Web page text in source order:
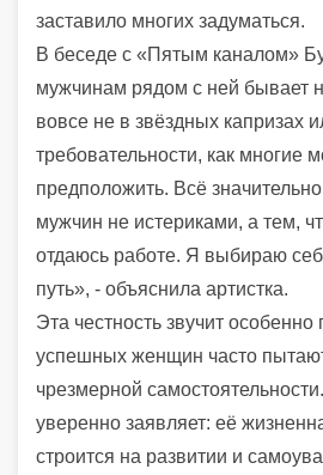
заставило многих задуматься.
В беседе с «Пятым каналом»
мужчинам рядом с ней бывает
вовсе не в звёздных капризах
требовательности, как многие
предположить. Всё
мужчин не истериками, а тем,
отдаюсь работе. Я выбираю
путь», - объяснила артистка.
Эта честность звучит особенно
успешных женщин часто
чрезмерной
уверенно заявляет: её
строится на развитии и